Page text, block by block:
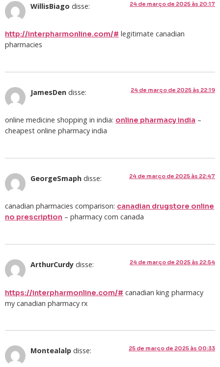
WillisBiago disse: 24 de março de 2025 às 20:17
http://interpharmonline.com/# legitimate canadian
pharmacies
JamesDen disse: 24 de março de 2025 às 22:19
online medicine shopping in india: online pharmacy india –
cheapest online pharmacy india
GeorgeSmaph disse: 24 de março de 2025 às 22:47
canadian pharmacies comparison: canadian drugstore online
no prescription – pharmacy com canada
ArthurCurdy disse: 24 de março de 2025 às 22:54
https://interpharmonline.com/# canadian king pharmacy
my canadian pharmacy rx
Montealalp disse: 25 de março de 2025 às 00:33